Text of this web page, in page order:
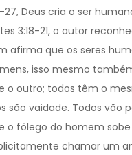
27, Deus cria o ser
3:18-21, o autor
afirma que os seres
isso mesmo
o outro; todos têm o
são vaidade. Todos vão
o fôlego do homem
chamar um